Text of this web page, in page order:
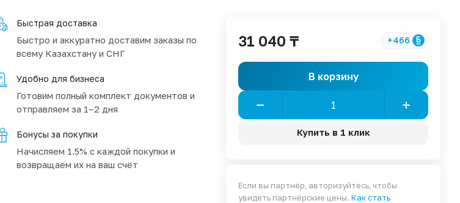
Быстрая доставка
Быстро и аккуратно доставим заказы по
всему Казахстану и СНГ
Удобно для бизнеса
Готовим полный комплект документов и
отправляем за 1–2 дня
Бонусы за покупки
Начисляем 1.5% с каждой покупки и
возвращаем их на ваш счёт
31 040 ₸ +466
В корзину
Купить в 1 клик
Если вы партнёр, авторизуйтесь, чтобы
увидеть партнёрские цены.Как стать